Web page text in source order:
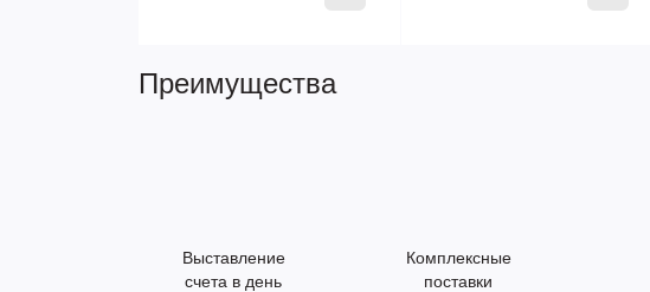
Преимущества
Выставление
счета в день
Комплексные
поставки